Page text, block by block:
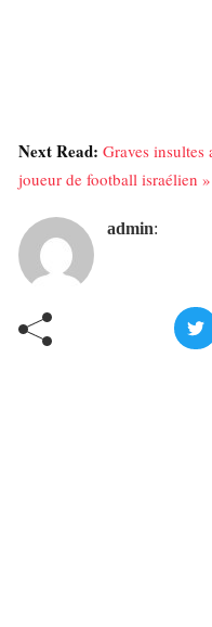
Next Read: Graves insultes
joueur de football israélien »
admin: